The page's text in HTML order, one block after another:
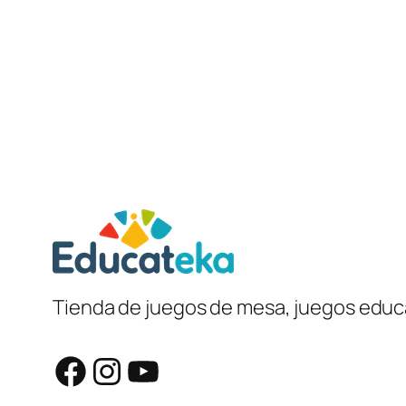
Tienda de juegos de mesa, juegos
Facebook Instagram YouTube